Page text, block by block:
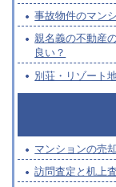
事故物件のマン
親名義の不動産
良い？
別荘・リゾート
マンションの売
訪問査定と机上